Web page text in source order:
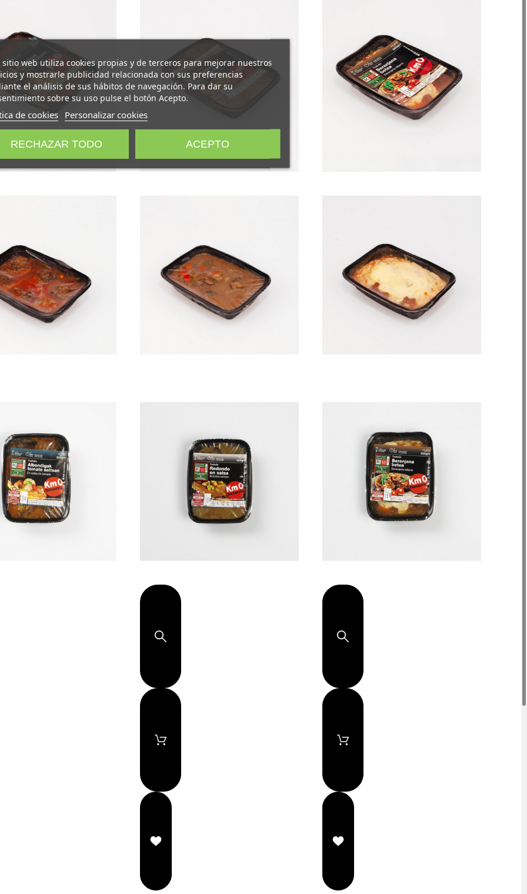
sitio web utiliza cookies propias y de terceros para mejorar nuestros
y mostrarle publicidad relacionada con sus preferencias
el análisis de sus hábitos de navegación. Para dar su
sobre su uso pulse el botón Acepto.
de cookies Personalizar cookies
RECHAZAR TODO ACEPTO